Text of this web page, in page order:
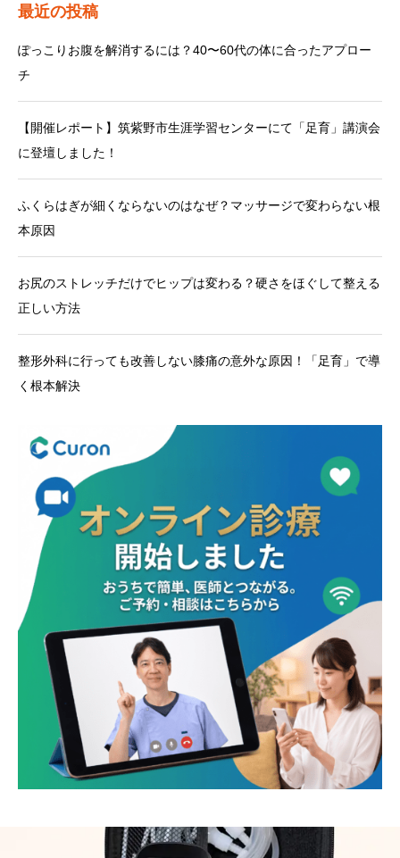
最近の投稿
ぽっこりお腹を解消するには？40〜60代の体に合ったアプロー
チ
【開催レポート】筑紫野市生涯学習センターにて「足育」講演会
に登壇しました！
ふくらはぎが細くならないのはなぜ？マッサージで変わらない根
本原因
お尻のストレッチだけでヒップは変わる？硬さをほぐして整える
正しい方法
整形外科に行っても改善しない膝痛の意外な原因！「足育」で導
く根本解決